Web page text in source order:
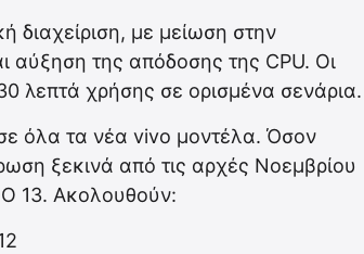
διαχείριση, με μείωση στην
αύξηση της απόδοσης της CPU. Οι
λεπτά χρήσης σε ορισμένα σενάρια.
όλα τα νέα vivo μοντέλα. Όσον
ξεκινά από τις αρχές Νοεμβρίου
13. Ακολουθούν: